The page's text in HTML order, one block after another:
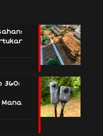
360:
Mana